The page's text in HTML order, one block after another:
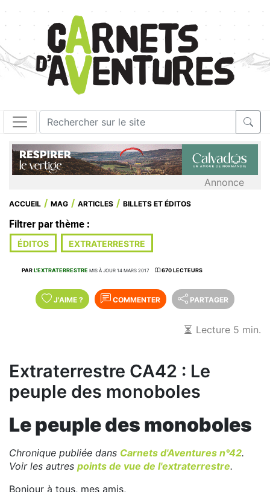
Annonce
ACCUEIL MAG ARTICLES BILLETS ET ÉDITOS
Filtrer par thème :
ÉDITOS EXTRATERRESTRE
PARL'EXTRATERRESTRE MIS À JOUR 14 MARS 2017 670 LECTEURS
J'AIME ? COMMENTER PARTAGER
Lecture 5 min.
Extraterrestre CA42 : Le
peuple des monoboles
Le peuple des monoboles
Chronique publiée dans Carnets d'Aventures n°42.
Voir les autres points de vue de l'extraterrestre.
Bonjour à tous, mes amis,